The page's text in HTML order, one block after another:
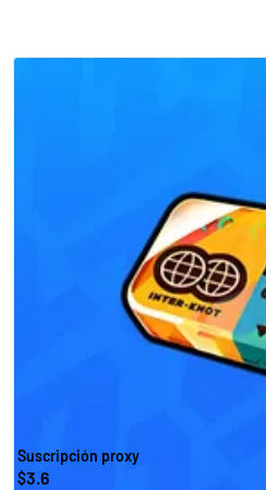
Suscripción proxy
$3.6